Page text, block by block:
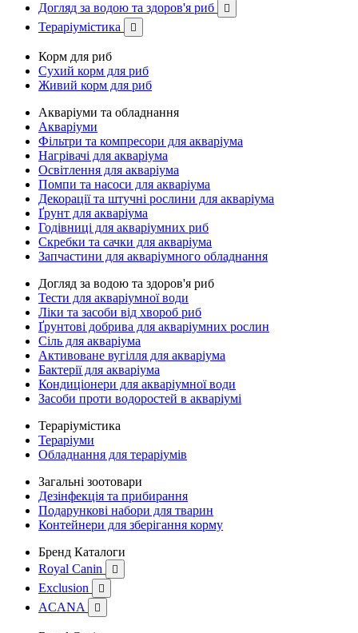
Догляд за водою та здоров'я риб 
Тераріумістика 
Корм для риб
Сухий корм для риб
Живий корм для риб
Акваріуми та обладнання
Акваріуми
Фільтри та компресори для акваріума
Нагрівачі для акваріума
Освітлення для акваріума
Помпи та насоси для акваріума
Декорації та штучні рослини для акваріума
Ґрунт для акваріума
Годівниці для акваріумних риб
Скребки та сачки для акваріума
Запчастини для акваріумного обладнання
Догляд за водою та здоров'я риб
Тести для акваріумної води
Ліки та засоби від хвороб риб
Ґрунтові добрива для акваріумних рослин
Сіль для акваріума
Активоване вугілля для акваріума
Бактерії для акваріума
Кондиціонери для акваріумної води
Засоби проти водоростей в акваріумі
Тераріумістика
Тераріуми
Обладнання для тераріумів
Загальні зоотовари
Дезінфекція та прибирання
Подарункові набори для тварин
Контейнери для зберігання корму
Бренд Каталоги
Royal Canin

Exclusion 
ACANA 